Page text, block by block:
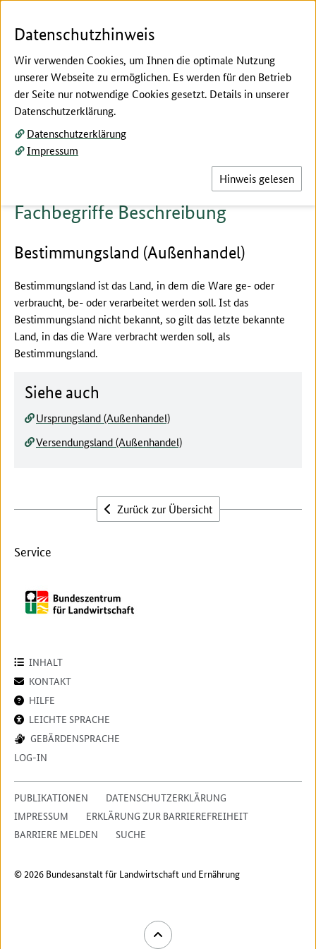
Hier beginnt der Hauptinhalt dieser Seite
Beschreibung
Fachbegriffe erklärt
Fachbegriffe Beschreibung
Bestimmungsland (Außenhandel)
Bestimmungsland ist das Land, in dem die Ware ge- oder
verbraucht, be- oder verarbeitet werden soll. Ist das
Bestimmungsland nicht bekannt, so gilt das letzte bekannte
Land, in das die Ware verbracht werden soll, als
Bestimmungsland.
Siehe auch
Ursprungsland (Außenhandel)
Versendungsland (Außenhandel)
Zurück zur Übersicht
Service
INHALT
KONTAKT
HILFE
LEICHTE SPRACHE
GEBÄRDENSPRACHE
LOG-IN
PUBLIKATIONEN
DATENSCHUTZERKLÄRUNG
IMPRESSUM
ERKLÄRUNG ZUR BARRIEREFREIHEIT
BARRIERE MELDEN
SUCHE
© 2026 Bundesanstalt für Landwirtschaft und Ernährung
Datenschutzhinweis
Wir verwenden Cookies, um Ihnen die optimale Nutzung
unserer Webseite zu ermöglichen. Es werden für den Betrieb
der Seite nur notwendige Cookies gesetzt. Details in unserer
Datenschutzerklärung.
Datenschutzerklärung
Impressum
Hinweis gelesen